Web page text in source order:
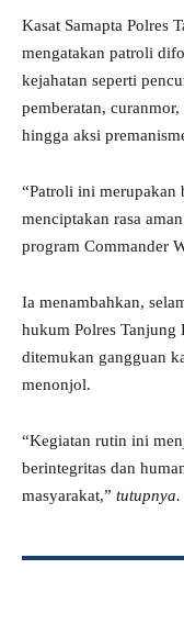
Kasat Samapta Polres
mengatakan patroli
kejahatan seperti
pemberatan,
hingga aksi
“Patroli ini merupakan
menciptakan rasa
program Commander
Ia menambahkan,
hukum Polres Tanjung
ditemukan gangguan
menonjol.
“Kegiatan rutin ini
berintegritas dan
masyarakat,” tutupnya.